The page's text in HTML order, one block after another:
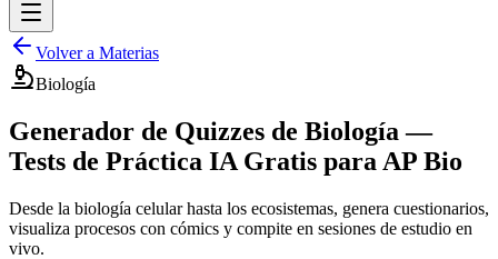
Volver a Materias
Biología
Generador de Quizzes de Biología —
Tests de Práctica IA Gratis para AP Bio
Desde la biología celular hasta los ecosistemas, genera cuestionarios,
visualiza procesos con cómics y compite en sesiones de estudio en
vivo.